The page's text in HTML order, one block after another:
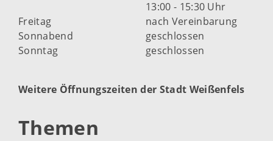
13:00 - 15:30 Uhr
Freitag
nach Vereinbarung
Sonnabend
geschlossen
Sonntag
geschlossen
Weitere Öffnungszeiten der Stadt Weißenfels
Themen